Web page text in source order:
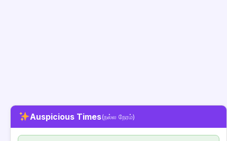
Auspicious Times(நல்ல நேரம்)